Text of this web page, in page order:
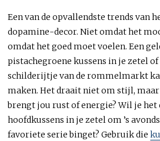
Een van de opvallendste trends van
dopamine-decor. Niet omdat het
omdat het goed moet voelen. Een
pistachegroene kussens in je zetel
schilderijtje van de rommelmarkt
maken. Het draait niet om stijl,
brengt jou rust of energie? Wil je
hoofdkussens in je zetel om ’s
favoriete serie binget? Gebruik die